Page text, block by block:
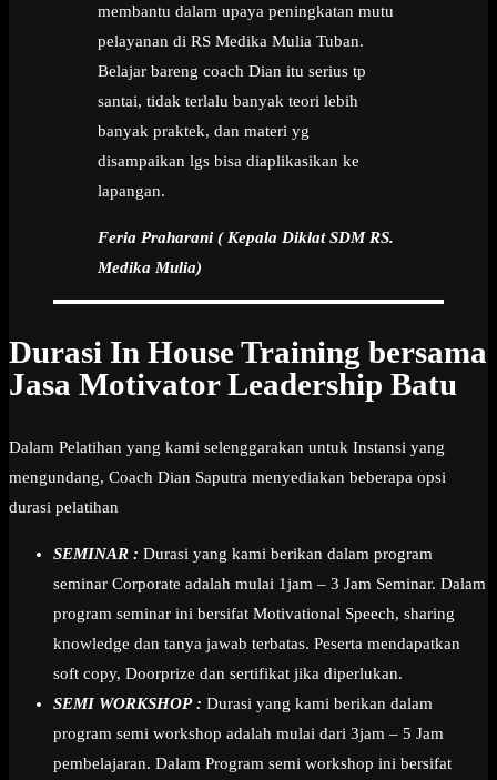
membantu dalam upaya peningkatan mutu
pelayanan di RS Medika Mulia Tuban.
Belajar bareng coach Dian itu serius tp
santai, tidak terlalu banyak teori lebih
banyak praktek, dan materi yg
disampaikan lgs bisa diaplikasikan ke
lapangan.
Feria Praharani ( Kepala Diklat SDM RS.
Medika Mulia)
Durasi In House Training bersama
Jasa Motivator Leadership Batu
Dalam Pelatihan yang kami selenggarakan untuk Instansi yang
mengundang, Coach Dian Saputra menyediakan beberapa opsi
durasi pelatihan
SEMINAR : Durasi yang kami berikan dalam program
seminar Corporate adalah mulai 1jam – 3 Jam Seminar. Dalam
program seminar ini bersifat Motivational Speech, sharing
knowledge dan tanya jawab terbatas. Peserta mendapatkan
soft copy, Doorprize dan sertifikat jika diperlukan.
SEMI WORKSHOP : Durasi yang kami berikan dalam
program semi workshop adalah mulai dari 3jam – 5 Jam
pembelajaran. Dalam Program semi workshop ini bersifat